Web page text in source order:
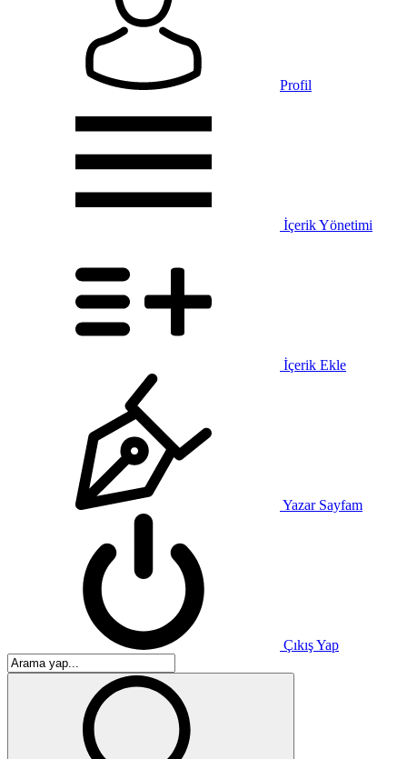
Profil
İçerik Yönetimi
İçerik Ekle
Yazar Sayfam
Çıkış Yap